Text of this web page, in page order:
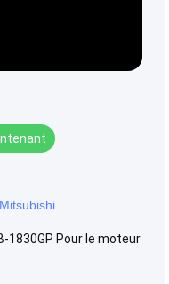
1830GP Pour le moteur